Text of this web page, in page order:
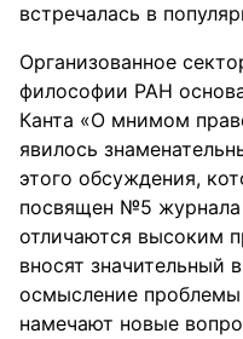
встречалась в
Организованное
философии РАН
Канта «О мнимом
явилось
этого обсуждения,
посвящен №5 журнала
отличаются высоким
вносят значительный
осмысление проблемы
намечают новые